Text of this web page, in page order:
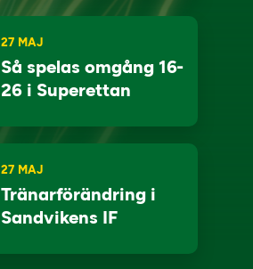
27 MAJ
Så spelas omgång 16-
26 i Superettan
27 MAJ
Tränarförändring i
Sandvikens IF